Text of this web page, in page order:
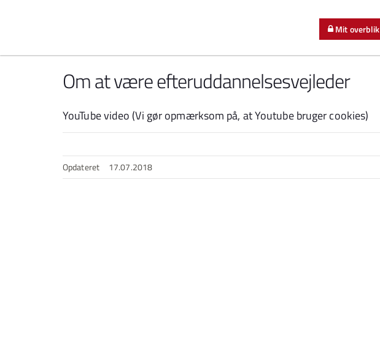
Mit overblik
Om at være efteruddannelsesvejleder
YouTube video (Vi gør opmærksom på, at Youtube bruger cookies)
Opdateret 17.07.2018